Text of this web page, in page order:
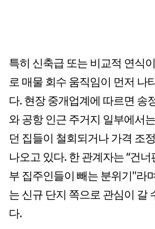
특히 신축급 또는 비교적 연식
로 매물 회수 움직임이 먼저 나
다. 현장 중개업계에 따르면 송
와 공항 인근 주거지 일부에서
던 집들이 철회되거나 가격 조
나오고 있다. 한 관계자는 “건
부 집주인들이 빼는 분위기"라
는 신규 단지 쪽으로 관심이 갈
다.